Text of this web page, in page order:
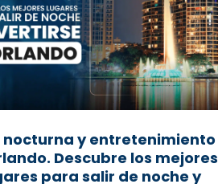
nocturna y entretenimiento
Descubre los mejores
para salir de noche y